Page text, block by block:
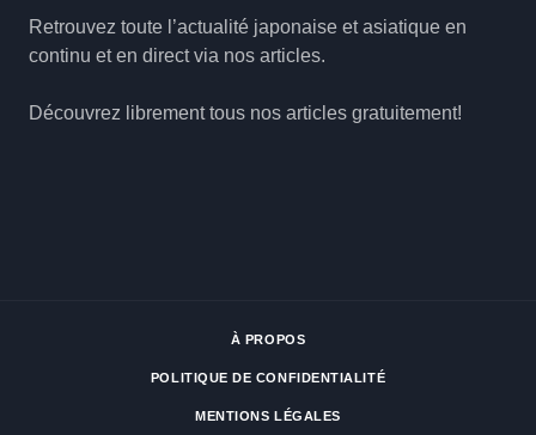
Retrouvez toute l’actualité japonaise et asiatique en
continu et en direct via nos articles.
Découvrez librement tous nos articles gratuitement!
À PROPOS
POLITIQUE DE CONFIDENTIALITÉ
MENTIONS LÉGALES